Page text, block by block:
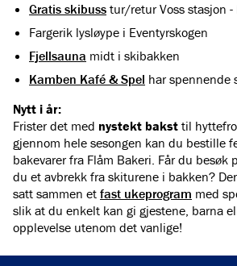
Gratis skibuss tur/retur Voss stasjon -
Fargerik lysløype i Eventyrskogen
Fjellsauna midt i skibakken
Kamben Kafé & Spel har spennende
Nytt i år:
Frister det med nystekt bakst til
gjennom hele sesongen kan du bestille
bakevarer fra Flåm Bakeri. Får du besøk
du et avbrekk fra skiturene i bakken?
satt sammen et fast ukeprogram med
slik at du enkelt kan gi gjestene, barna
opplevelse utenom det vanlige!